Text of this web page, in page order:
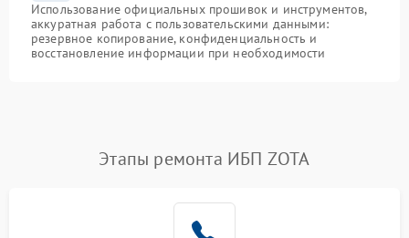
Использование официальных прошивок и инструментов,
аккуратная работа с пользовательскими данными:
резервное копирование, конфиденциальность и
восстановление информации при необходимости
Этапы ремонта ИБП ZOTA